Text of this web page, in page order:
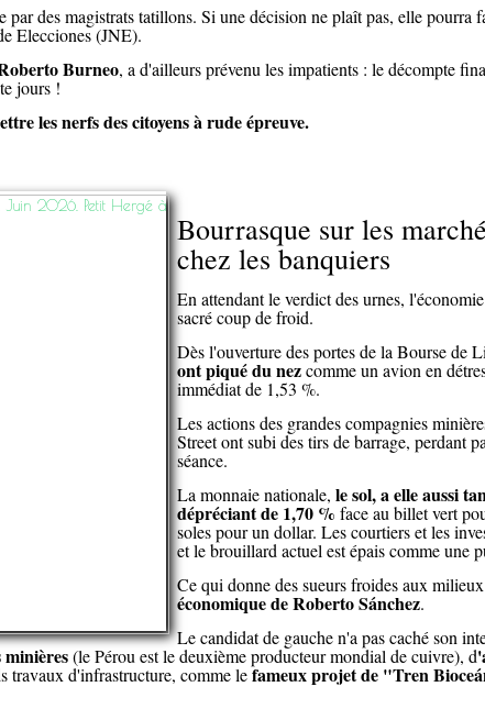
par des magistrats tatillons. Si une décision ne plaît pas, elle pourra
Elecciones (JNE).
Burneo, a d'ailleurs prévenu les impatients : le décompte
jours !
les nerfs des citoyens à rude épreuve.
Bourrasque sur les
chez les banquiers
En attendant le verdict des urnes,
sacré coup de froid.
Dès l'ouverture des portes de la Bourse de
ont piqué du nezcomme un avion en
immédiat de 1,53 %.
Les actions des grandes compagnies
Street ont subi des tirs de barrage, perdant
séance.
La monnaie nationale, le sol, a elle aussi
dépréciant de 1,70 % face au billet vert
soles pour un dollar. Les courtiers et les
et le brouillard actuel est épais comme une
Ce qui donne des sueurs froides aux
économique de Roberto Sánchez.
Le candidat de gauche n'a pas caché son
minières(le Pérou est le deuxième producteur mondial de cuivre), d
travaux d'infrastructure, comme lefameux projet de "Tren